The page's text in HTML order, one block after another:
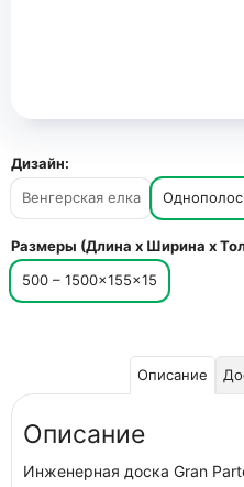
Дизайн:
Венгерская елка
Размеры (Длина х Ширина х
500 – 1500×155×15
Описание
Описание
Инженерная доска Gran